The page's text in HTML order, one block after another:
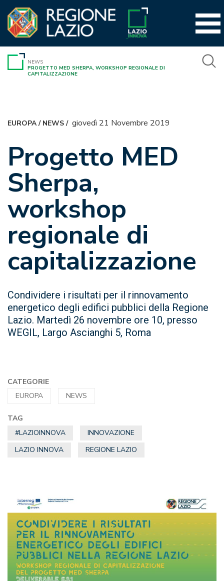
contenuto
NEWS
PROGETTO MED SHERPA, WORKSHOP REGIONALE DI
CAPITALIZZAZIONE
EUROPA/ NEWS/ giovedì 21 Novembre 2019
Progetto MED
Sherpa,
workshop
regionale di
capitalizzazione
Condividere i risultati per il rinnovamento
energetico degli edifici pubblici della Regione
Lazio. Martedì 26 novembre ore 10, presso
WEGIL, Largo Ascianghi 5, Roma
CATEGORIE
EUROPA
NEWS
TAG
#LAZIOINNOVA
INNOVAZIONE
LAZIO INNOVA
REGIONE LAZIO